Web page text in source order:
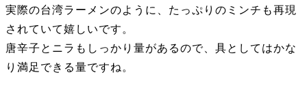
実際の台湾ラーメンのように、たっぷりのミンチも再現
されていて嬉しいです。
唐辛子とニラもしっかり量があるので、具としてはかな
り満足できる量ですね。